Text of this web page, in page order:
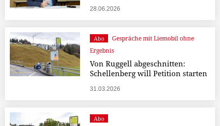
28.06.2026
Abo
Gespräche mit Liemobil ohne
Ergebnis
Von Ruggell abgeschnitten:
Schellenberg will Petition starten
31.03.2026
Abo